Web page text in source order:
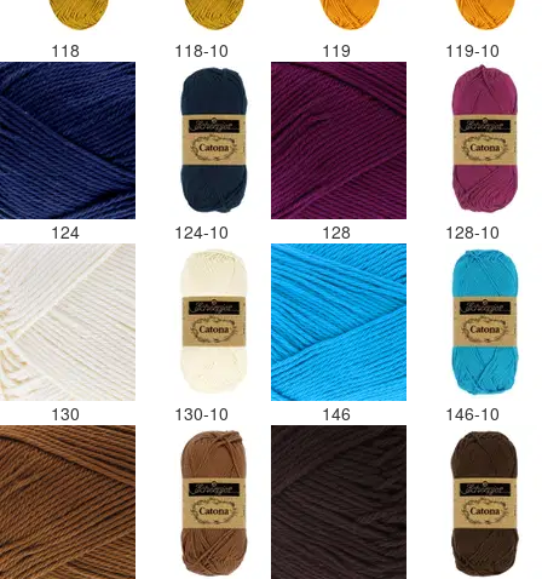
118 118-10 119 119-10
124 124-10 128 128-10
130 130-10 146 146-10